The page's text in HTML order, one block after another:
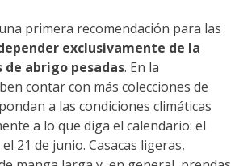
primera recomendación para las
exclusivamente de la
abrigo pesadas. En la
contar con más colecciones de
a las condiciones climáticas
a lo que diga el calendario: el
21 de junio. Casacas ligeras,